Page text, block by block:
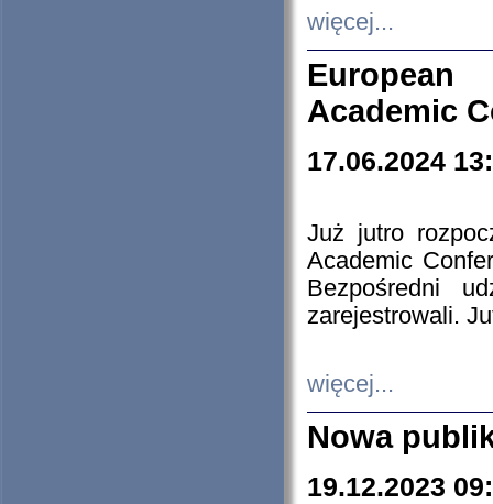
więcej...
European
Academic
17.06.2024
Już jutro
Academic
Bezpośredni
zarejestrowali.
więcej...
Nowa
19.12.2023